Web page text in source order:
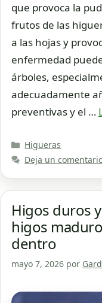
que provoca la
frutos de las
a las hojas y
enfermedad
árboles,
adecuadamente
preventivas y el …
Categorías
Higueras
Deja un
Higos duros
higos
dentro
mayo 7, 2026 por